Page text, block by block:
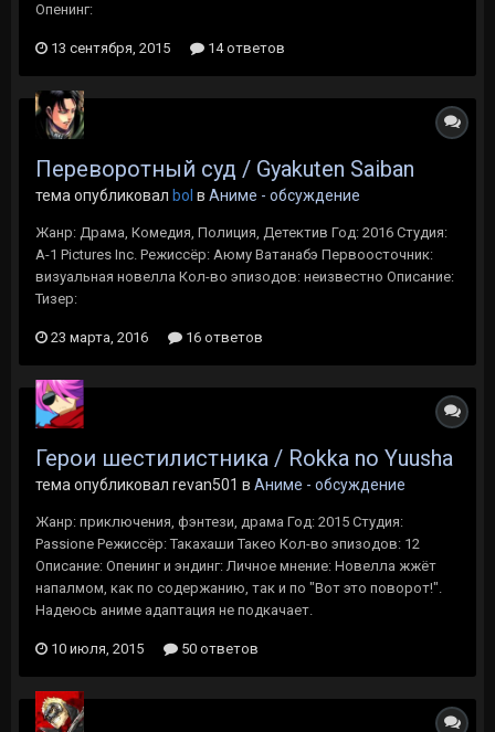
Опенинг:
13 сентября, 2015 14 ответов
Переворотный суд / Gyakuten Saiban
тема опубликовал bol в Аниме - обсуждение
Жанр: Драма, Комедия, Полиция, Детектив Год: 2016 Студия:
A-1 Pictures Inc. Режиссёр: Аюму Ватанабэ Первоосточник:
визуальная новелла Кол-во эпизодов: неизвестно Описание:
Тизер:
23 марта, 2016 16 ответов
Герои шестилистника / Rokka no Yuusha
тема опубликовал revan501 в Аниме - обсуждение
Жанр: приключения, фэнтези, драма Год: 2015 Студия:
Passione Режиссёр: Такахаши Такео Кол-во эпизодов: 12
Описание: Опенинг и эндинг: Личное мнение: Новелла жжёт
напалмом, как по содержанию, так и по "Вот это поворот!".
Надеюсь аниме адаптация не подкачает.
10 июля, 2015 50 ответов